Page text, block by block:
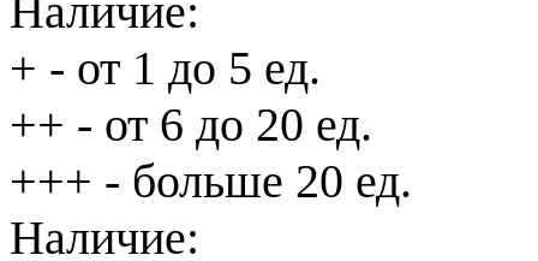
Наличие:
+ - от 1 до 5 ед.
++ - от 6 до 20 ед.
+++ - больше 20 ед.
Наличие: